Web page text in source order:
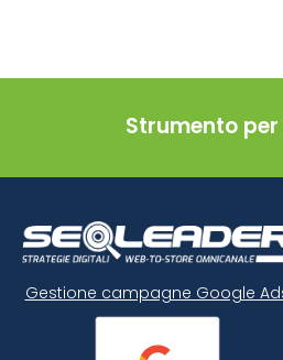
Strumento
Gestione campagne Google